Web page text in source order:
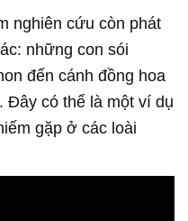
nghiên cứu còn phát
những con sói
đến cánh đồng hoa
Đây có thể là một ví dụ
gặp ở các loài